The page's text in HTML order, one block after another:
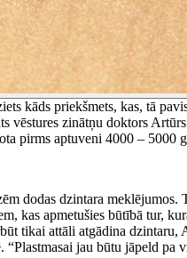
kāds priekšmets, kas, tā
zinātņu doktors
pirms aptuveni 4000 – 5000
dodas dzintara
kas apmetušies būtībā tur,
tikai attāli atgādina
jau būtu jāpeld